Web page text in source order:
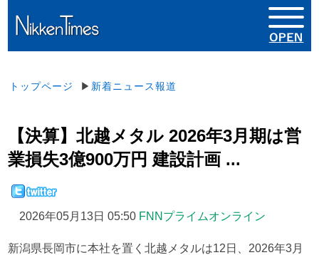
トップページ ▶ 新着ニュース報道
【決算】北越メタル 2026年3月期は営
業損失3億900万円 建設計画 ...
2026年05月13日 05:50 FNNプライムオンライン
新潟県長岡市に本社を置く北越メタルは12日、2026年3月